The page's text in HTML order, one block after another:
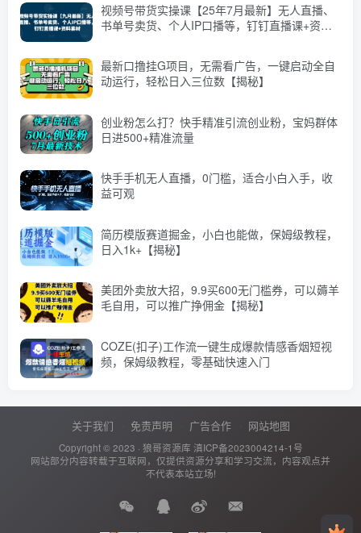
视频号带货实操课【25年7月最新】无人直播、
书单号卖货、个人IP口播等，钉钉直播课+资料
最新口撸挂G项目，无需看广告，一键启动全自
动运行，轻松日入三位数【揭秘】
创业粉怎么打？快手精准引流创业粉，宝妈群体
日进500+精准流量
快手手机无人直播，0门槛，适合小白入手，收
益可观
简历模版赛道掘金，小白也能做，保姆级教程，
日入1k+【揭秘】
美团外卖放大招，9.9买600无门槛券，可以薅羊
毛自用，可以推广挣佣金【揭秘】
COZE(扣子)工作流一键生成爆款情感香烟短视
频，保姆级教程，零基础快速入门
关于我们 免责声明 广告合作 网站地图
Copyright © 2023 · 狼哥资源库 滇ICP备2023004214-1号
网站部分内容转载于互联网，仅提供资源分享和学习交流，内容观点并
不代表本站立场!